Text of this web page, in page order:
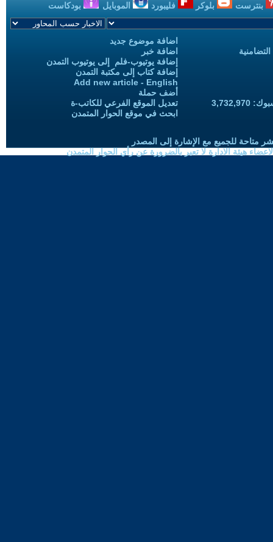
بنترست بلوكر فليبورد الموبايل بودكاست
اضافة موضوع جديد
اضافة خبر
إضافة يوتيوب-فلم إلى يوتيوب التمدن
إضافة كتاب إلى مكتبة التمدن
Add new article - English
أضف حملة
تعديل الموقع الفرعي للكاتب-ة
ابحث في موقع الحوار المتمدن
متاحة للجميع مع الإشارة إلى المصدر
هيئة الادارة لا تعبر بالضرورة عن رأي الحوار المتمدن